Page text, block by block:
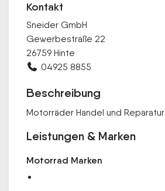
Kontakt
Sneider GmbH
Gewerbestraße 22
26759 Hinte
04925 8855
Beschreibung
Motorräder Handel und Reparatur
Leistungen & Marken
Motorrad Marken